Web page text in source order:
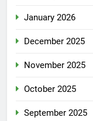
January 2026
December 2025
November 2025
October 2025
September 2025